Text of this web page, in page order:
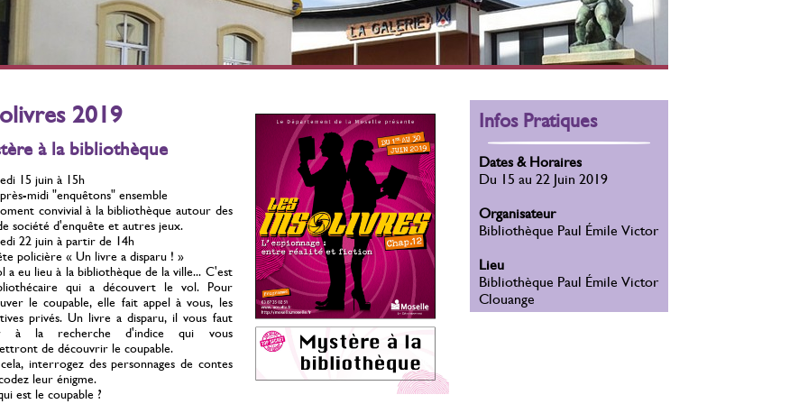
des chats
Décembre 2026
Stérilisation des chats
errants
Décembre 2026
2019
à la bibliothèque
15 juin à 15h
midi "enquêtons" ensemble
convivial à la bibliothèque autour des
société d'enquête et autres jeux.
22 juin à partir de 14h
policière « Un livre a disparu ! »
a eu lieu à la bibliothèque de la ville... C'est
qui a découvert le vol. Pour
le coupable, elle fait appel à vous, les
privés. Un livre a disparu, il vous faut
à la recherche d'indice qui vous
de découvrir le coupable.
interrogez des personnages de contes
leur énigme.
est le coupable ?
Infos Pratiques
Dates & Horaires
Du 15 au 22 Juin 2019
Organisateur
Bibliothèque Paul Émile Victor
Lieu
Bibliothèque Paul Émile Victor
Clouange